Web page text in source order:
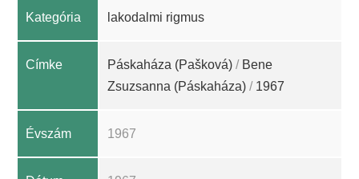
Kategória lakodalmi rigmus
Címke Páskaháza (Pašková) / Bene
Zsuzsanna (Páskaháza) / 1967
Évszám 1967